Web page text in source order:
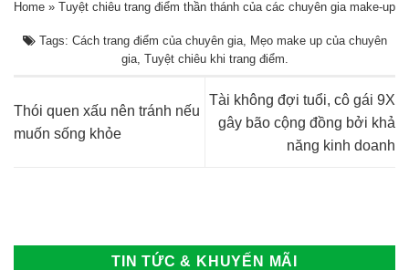
Home » Tuyệt chiêu trang điểm thần thánh của các chuyên gia make-up
Tags: Cách trang điểm của chuyên gia,
Mẹo make up của chuyên
gia, Tuyệt chiêu khi trang điểm
Thói quen xấu nên tránh nếu
muốn sống khỏe
Tài không đợi tuổi, cô gái 9X
gây bão cộng đồng bởi khả
năng kinh doanh
TIN TỨC & KHUYẾN MÃI